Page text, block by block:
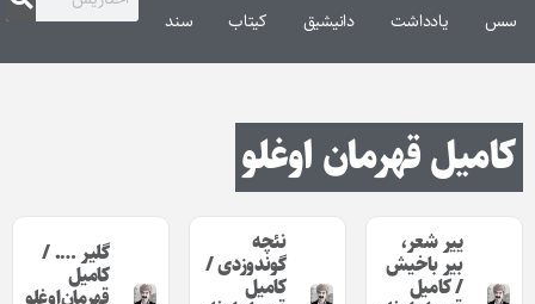
سس یادداشت دانیشیق کیتاب سند
کامیل قهرمان اوغلو
ییر شعر،
بیر باخیش
/ کامیل
نئچه
گوندوزدی /
کامیل
گلیر …. /
کامیل